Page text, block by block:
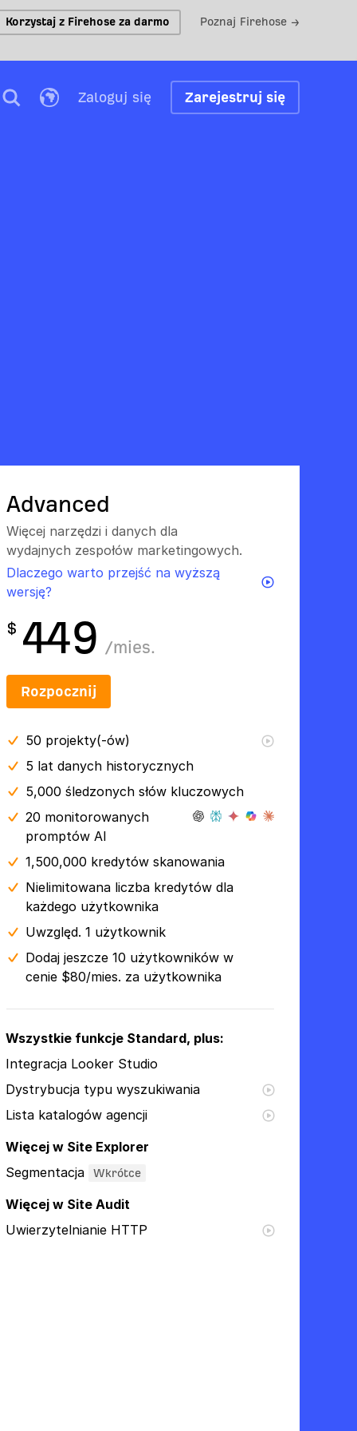
Korzystaj z Firehose za darmo Poznaj Firehose →
Zaloguj się Zarejestruj się
Advanced
Więcej narzędzi i danych dla
wydajnych zespołów marketingowych.
Dlaczego warto przejść na wyższą
wersję?
$ 449 /mies.
Rozpocznij
50 projekty(-ów)
5 lat danych historycznych
5,000 śledzonych słów kluczowych
20 monitorowanych
promptów AI
1,500,000 kredytów skanowania
Nielimitowana liczba kredytów dla
każdego użytkownika
Uwzględ. 1 użytkownik
Dodaj jeszcze 10 użytkowników w
cenie $80/mies. za użytkownika
Wszystkie funkcje Standard, plus:
Integracja Looker Studio
Dystrybucja typu wyszukiwania
Lista katalogów agencji
Więcej w Site Explorer
Segmentacja
Wkrótce
Więcej w Site Audit
Uwierzytelnianie HTTP